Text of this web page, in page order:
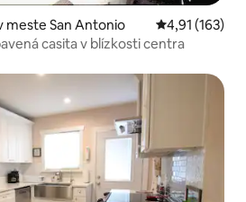
meste San Antonio Priemerné
4,91 (163)
casita v blízkosti centra